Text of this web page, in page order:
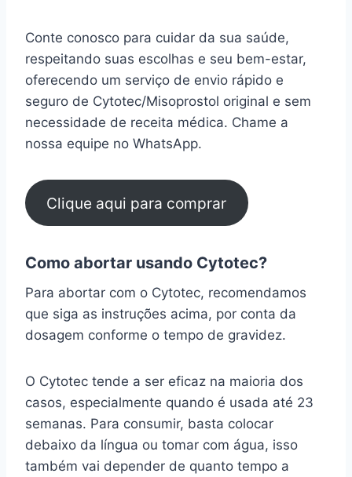
Conte conosco para cuidar da sua saúde,
respeitando suas escolhas e seu bem-estar,
oferecendo um serviço de envio rápido e
seguro de Cytotec/Misoprostol original e sem
necessidade de receita médica. Chame a
nossa equipe no WhatsApp.
Clique aqui para comprar
Como abortar usando Cytotec?
Para abortar com o Cytotec, recomendamos
que siga as instruções acima, por conta da
dosagem conforme o tempo de gravidez.
O Cytotec tende a ser eficaz na maioria dos
casos, especialmente quando é usada até 23
semanas. Para consumir, basta colocar
debaixo da língua ou tomar com água, isso
também vai depender de quanto tempo a